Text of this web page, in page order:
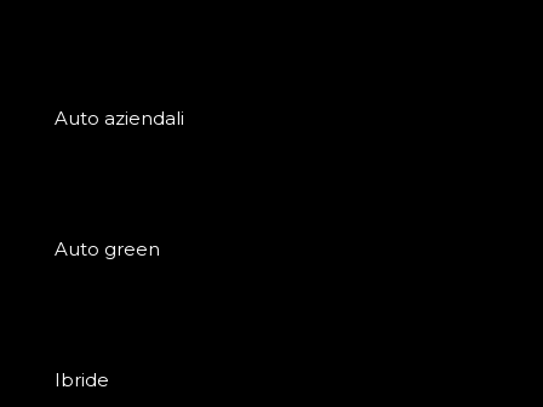
Auto aziendali
Auto green
Ibride